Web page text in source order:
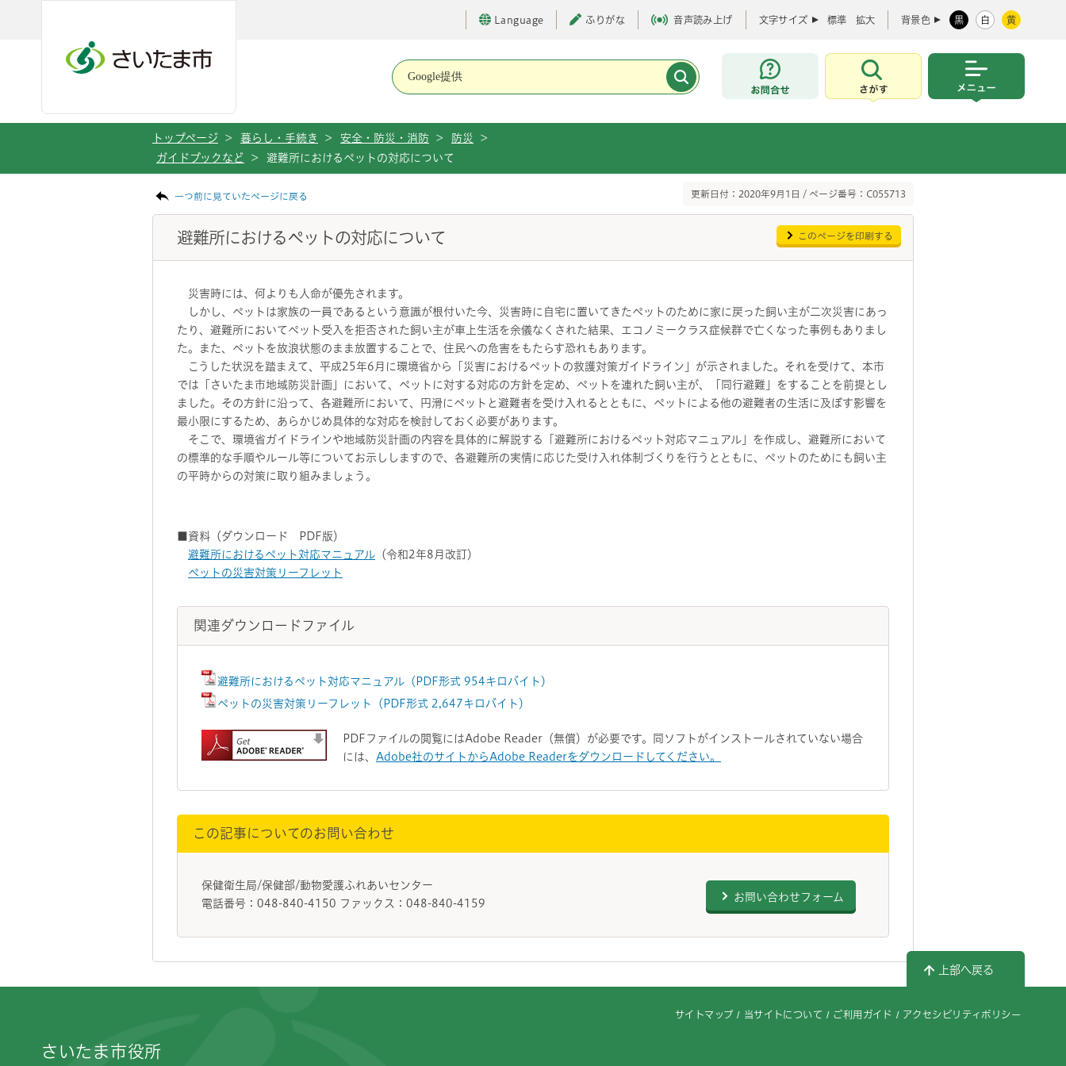
Language ふりがな 音声読み上げ 文字サイズ 標準 拡大 背景色 黒 白 黄
お問合せ
さがす
トップページ > 暮らし・手続き > 安全・防災・消防 > 防災
>
ガイドブックなど
> 避難所におけるペットの対応について
一つ前に見ていたページに戻る 更新日付：2020年9月1日 / ページ番号：C055713
避難所におけるペットの対応について このページを印刷する
災害時には、何よりも人命が優先されます。
しかし、ペットは家族の一員であるという意識が根付いた今、災害時に自宅に置いてきたペットのために家に戻った飼い主が二次災害にあっ
たり、避難所においてペット受入を拒否された飼い主が車上生活を余儀なくされた結果、エコノミークラス症候群で亡くなった事例もありまし
た。また、ペットを放浪状態のまま放置することで、住民への危害をもたらす恐れもあります。
こうした状況を踏まえて、平成25年6月に環境省から「災害におけるペットの救護対策ガイドライン」が示されました。それを受けて、本市
では「さいたま市地域防災計画」において、ペットに対する対応の方針を定め、ペットを連れた飼い主が、「同行避難」をすることを前提とし
ました。その方針に沿って、各避難所において、円滑にペットと避難者を受け入れるとともに、ペットによる他の避難者の生活に及ぼす影響を
最小限にするため、あらかじめ具体的な対応を検討しておく必要があります。
そこで、環境省ガイドラインや地域防災計画の内容を具体的に解説する「避難所におけるペット対応マニュアル」を作成し、避難所において
の標準的な手順やルール等についてお示ししますので、各避難所の実情に応じた受け入れ体制づくりを行うとともに、ペットのためにも飼い主
の平時からの対策に取り組みましょう。
■資料（ダウンロード PDF版）
避難所におけるペット対応マニュアル （令和2年8月改訂）
ペットの災害対策リーフレット
関連ダウンロードファイル
避難所におけるペット対応マニュアル（PDF形式 954キロバイト）
ペットの災害対策リーフレット（PDF形式 2,647キロバイト）
PDFファイルの閲覧にはAdobe Reader（無償）が必要です。同ソフトがインストールされていない場合
には、 Adobe社のサイトからAdobe Readerをダウンロードしてください。
この記事についてのお問い合わせ
保健衛生局/保健部/動物愛護ふれあいセンター
電話番号：048-840-4150 ファックス：048-840-4159
お問い合わせフォーム
上部へ戻る
サイトマップ 当サイトについて ご利用ガイド アクセシビリティポリシー
さいたま市役所